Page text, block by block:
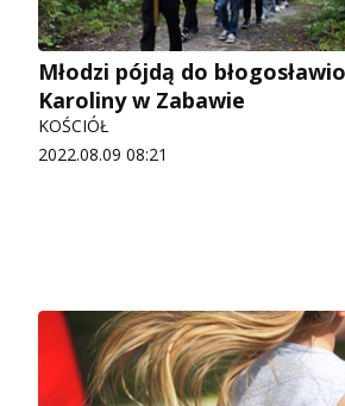
Młodzi pójdą do
Karoliny w Zabawie
KOŚCIÓŁ
2022.08.09 08:21